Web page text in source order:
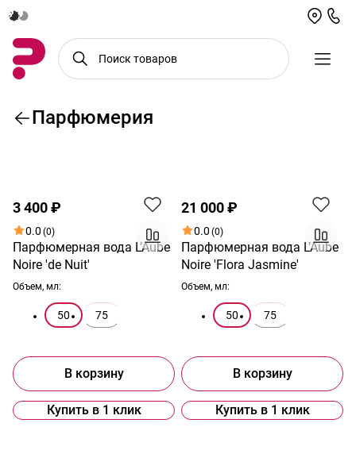
Парфюмерия
3 400 ₽
0.0 (0)
Парфюмерная вода L’Aube
Noire 'de Nuit'
Объем, мл:
50 75
В корзину
Купить в 1 клик
21 000 ₽
0.0 (0)
Парфюмерная вода L’Aube
Noire 'Flora Jasmine'
Объем, мл:
50 75
В корзину
Купить в 1 клик